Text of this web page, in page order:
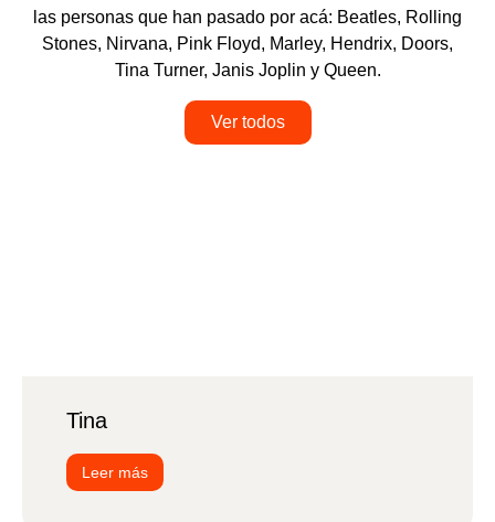
las personas que han pasado por acá: Beatles, Rolling
Stones, Nirvana, Pink Floyd, Marley, Hendrix, Doors,
Tina Turner, Janis Joplin y Queen.
Ver todos
Tina
Leer más